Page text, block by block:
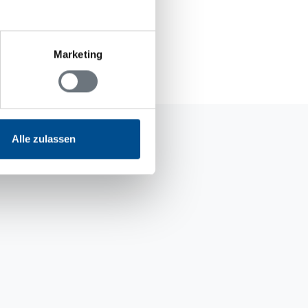
Marketing
Alle zulassen